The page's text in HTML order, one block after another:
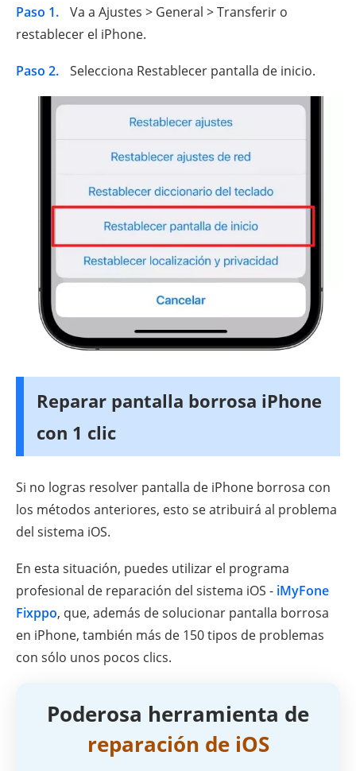
Paso 1.
Va a Ajustes > General > Transferir o
restablecer el iPhone.
Paso 2. Selecciona Restablecer pantalla de inicio.
Reparar pantalla borrosa iPhone
con 1 clic
Si no logras resolver pantalla de iPhone borrosa con
los métodos anteriores, esto se atribuirá al problema
del sistema iOS.
En esta situación, puedes utilizar el programa
profesional de reparación del sistema iOS - iMyFone
Fixppo, que, además de solucionar pantalla borrosa
en iPhone, también más de 150 tipos de problemas
con sólo unos pocos clics.
Poderosa herramienta de
reparación de iOS